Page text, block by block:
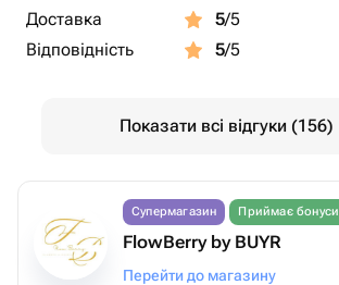
Доставка
5/5
Відповідність
5/5
Показати всі відгуки (156)
Супермагазин Приймає бонуси
FlowBerry by BUYR
Перейти до магазину